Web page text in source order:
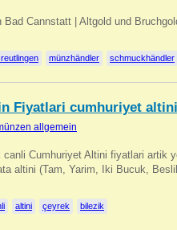
Bad Cannstatt | Altgold und
münzhändler schmuckhändler
Fiyatlari cumhuriyet altini
allgemein
canli Cumhuriyet Altini fiyatlari artik
altini (Tam, Yarim, Iki Bucuk,
altini çeyrek bilezik